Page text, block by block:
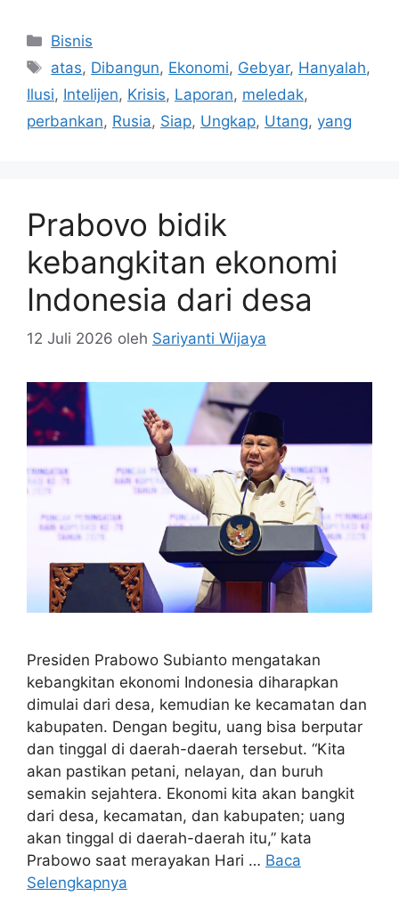
Kategori
Bisnis
Tag
atas, Dibangun, Ekonomi, Gebyar, Hanyalah,
Ilusi, Intelijen, Krisis, Laporan, meledak,
perbankan, Rusia, Siap, Ungkap, Utang, yang
Prabovo bidik
kebangkitan ekonomi
Indonesia dari desa
12 Juli 2026 oleh Sariyanti Wijaya
Presiden Prabowo Subianto mengatakan
kebangkitan ekonomi Indonesia diharapkan
dimulai dari desa, kemudian ke kecamatan dan
kabupaten. Dengan begitu, uang bisa berputar
dan tinggal di daerah-daerah tersebut. “Kita
akan pastikan petani, nelayan, dan buruh
semakin sejahtera. Ekonomi kita akan bangkit
dari desa, kecamatan, dan kabupaten; uang
akan tinggal di daerah-daerah itu,” kata
Prabowo saat merayakan Hari … Baca
Selengkapnya